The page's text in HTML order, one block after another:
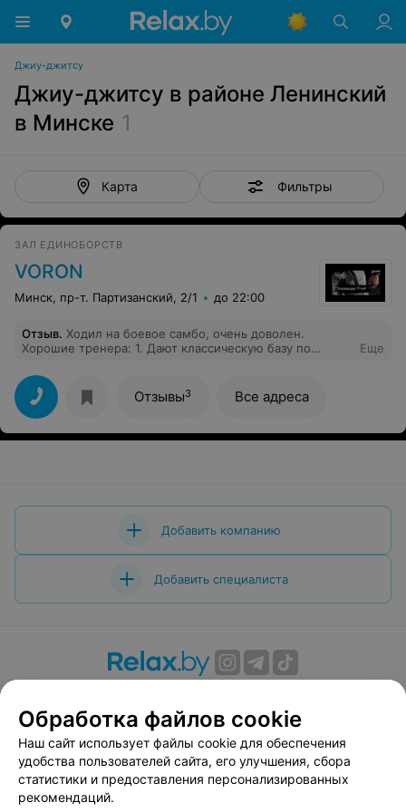
Джиу-джитсу
Джиу-джитсу в районе Ленинский
в Минске 1
Карта Фильтры
ЗАЛ ЕДИНОБОРСТВ
VORON
Минск, пр-т. Партизанский, 2/1 до 22:00
Отзыв. Ходил на боевое самбо, очень доволен.
Хорошие тренера: 1. Дают классическую базу по
время пролетает мгновенно, но загрузка - лучше
любого кросс-фита и качалки. 3. Хорошо дают
функционалку. 4. Поддерживают здоровую и
доброжелательную атмосферу. 5. Очень хорошо
объясняют технику приемов. Всем рекомендую.
Еще
Отзывы3 Все адреса
Добавить компанию
Добавить специалиста
Вакансии
Публичный договор
Способы оплаты
Публичный договор по использованию сервиса
«Афиша»
Пользовательское соглашение
Обработка файлов cookie
Наш сайт использует файлы cookie для обеспечения
удобства пользователей сайта, его улучшения, сбора
статистики и предоставления персонализированных
рекомендаций.